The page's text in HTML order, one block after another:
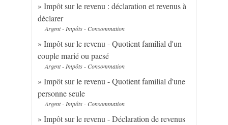
Impôt sur le revenu : déclaration et revenus à
déclarer
Argent - Impôts - Consommation
Impôt sur le revenu - Quotient familial d'un
couple marié ou pacsé
Argent - Impôts - Consommation
Impôt sur le revenu - Quotient familial d'une
personne seule
Argent - Impôts - Consommation
Impôt sur le revenu - Déclaration de revenus